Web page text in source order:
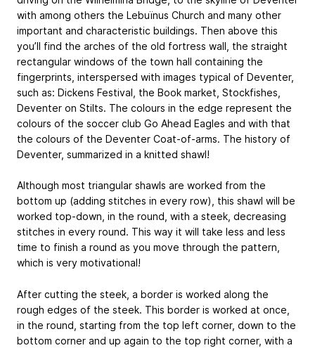
with among others the Lebuïnus Church and many other
important and characteristic buildings. Then above this
you’ll find the arches of the old fortress wall, the straight
rectangular windows of the town hall containing the
fingerprints, interspersed with images typical of Deventer,
such as: Dickens Festival, the Book market, Stockfishes,
Deventer on Stilts. The colours in the edge represent the
colours of the soccer club Go Ahead Eagles and with that
the colours of the Deventer Coat-of-arms. The history of
Deventer, summarized in a knitted shawl!
Although most triangular shawls are worked from the
bottom up (adding stitches in every row), this shawl will be
worked top-down, in the round, with a steek, decreasing
stitches in every round. This way it will take less and less
time to finish a round as you move through the pattern,
which is very motivational!
After cutting the steek, a border is worked along the
rough edges of the steek. This border is worked at once,
in the round, starting from the top left corner, down to the
bottom corner and up again to the top right corner, with a